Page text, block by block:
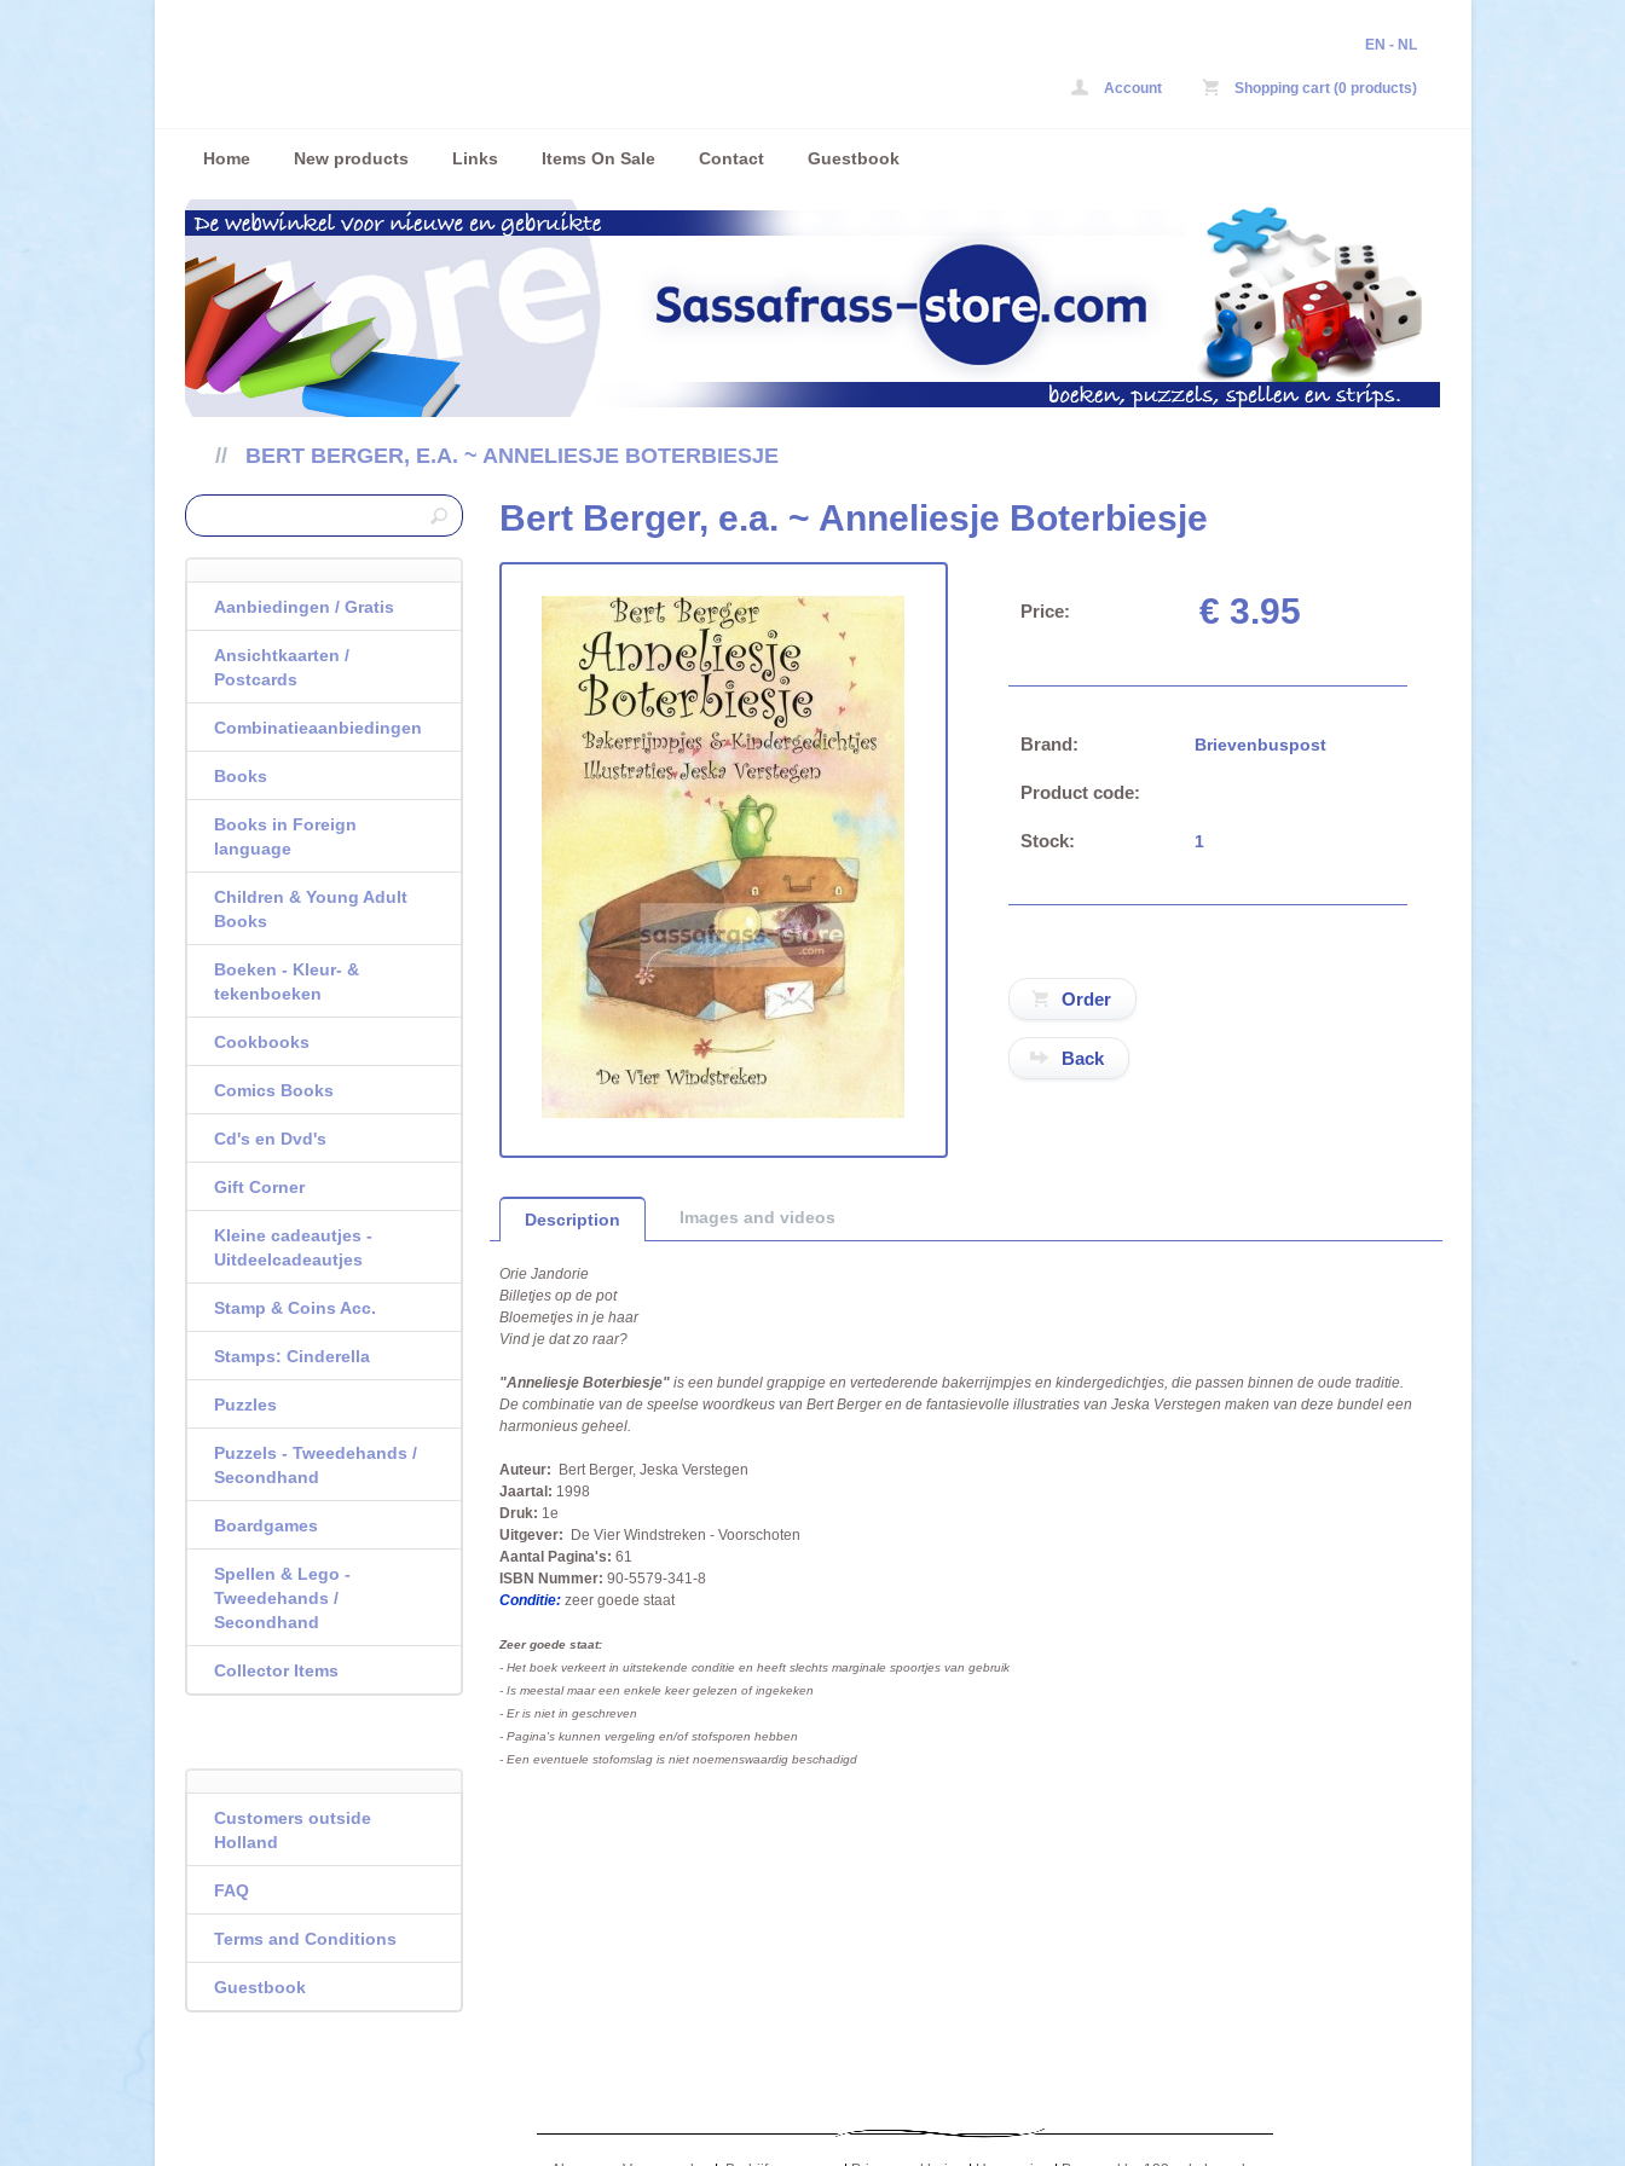
EN - NL
Account Shopping cart (0 products)
Home New products Links Items On Sale Contact Guestbook
// BERT BERGER, E.A. ~ ANNELIESJE BOTERBIESJE
Aanbiedingen / Gratis
Ansichtkaarten /
Postcards
Combinatieaanbiedingen
Books
Books in Foreign
language
Children & Young Adult
Books
Boeken - Kleur- &
tekenboeken
Cookbooks
Comics Books
Cd's en Dvd's
Gift Corner
Kleine cadeautjes -
Uitdeelcadeautjes
Stamp & Coins Acc.
Stamps: Cinderella
Puzzles
Puzzels - Tweedehands /
Secondhand
Boardgames
Spellen & Lego -
Tweedehands /
Secondhand
Collector Items
Customers outside
Holland
FAQ
Terms and Conditions
Guestbook
Bert Berger, e.a. ~ Anneliesje Boterbiesje
Price: € 3.95
Brand: Brievenbuspost
Product code:
Stock: 1
Back
Description Images and videos
Orie Jandorie
Billetjes op de pot
Bloemetjes in je haar
Vind je dat zo raar?
"Anneliesje Boterbiesje"is een bundel grappige en vertederende bakerrijmpjes en kindergedichtjes, die passen binnen de oude traditie.
De combinatie van de speelse woordkeus van Bert Berger en de fantasievolle illustraties van Jeska Verstegen maken van deze bundel een
harmonieus geheel.
Auteur:
Bert Berger, Jeska Verstegen
Jaartal: 1998
Druk: 1e
Uitgever: De Vier Windstreken - Voorschoten
Aantal Pagina's: 61
ISBN Nummer: 90-5579-341-8
Conditie:zeer goede staat
Zeer goede staat:
- Het boek verkeert in uitstekende conditie en heeft slechts marginale spoortjes van gebruik
- Is meestal maar een enkele keer gelezen of ingekeken
- Er is niet in geschreven
- Pagina's kunnen vergeling en/of stofsporen hebben
- Een eventuele stofomslag is niet noemenswaardig beschadigd